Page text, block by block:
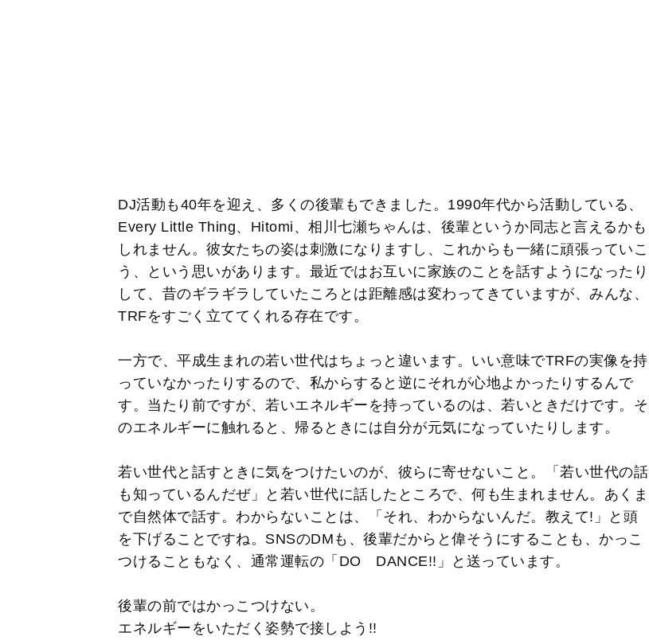
DJ活動も40年を迎え、多くの後輩もできました。1990年代から活動している、
Every Little Thing、Hitomi、相川七瀬ちゃんは、後輩というか同志と言えるかも
しれません。彼女たちの姿は刺激になりますし、これからも一緒に頑張っていこ
う、という思いがあります。最近ではお互いに家族のことを話すようになったり
して、昔のギラギラしていたころとは距離感は変わってきていますが、みんな、
TRFをすごく立ててくれる存在です。
一方で、平成生まれの若い世代はちょっと違います。いい意味でTRFの実像を持
っていなかったりするので、私からすると逆にそれが心地よかったりするんで
す。当たり前ですが、若いエネルギーを持っているのは、若いときだけです。そ
のエネルギーに触れると、帰るときには自分が元気になっていたりします。
若い世代と話すときに気をつけたいのが、彼らに寄せないこと。「若い世代の話
も知っているんだぜ」と若い世代に話したところで、何も生まれません。あくま
で自然体で話す。わからないことは、「それ、わからないんだ。教えて!」と頭
を下げることですね。SNSのDMも、後輩だからと偉そうにすることも、かっこ
つけることもなく、通常運転の「DO DANCE!!」と送っています。
後輩の前ではかっこつけない。
エネルギーをいただく姿勢で接しよう!!